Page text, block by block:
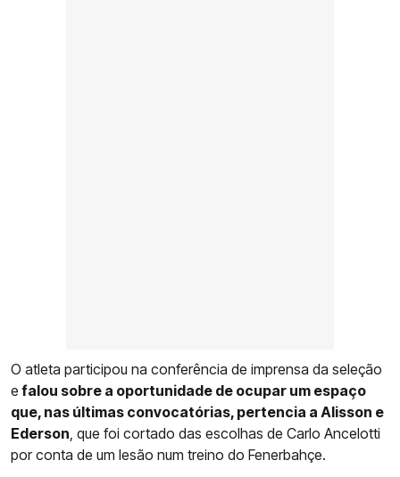
O atleta participou na conferência de imprensa da seleção
e falou sobre a oportunidade de ocupar um espaço
que, nas últimas convocatórias, pertencia a Alisson e
Ederson, que foi cortado das escolhas de Carlo Ancelotti
por conta de um lesão num treino do Fenerbahçe.